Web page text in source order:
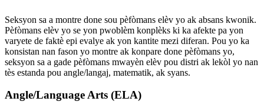
Seksyon sa a montre done sou pèfòmans elèv yo ak absans kwonik.
Pèfòmans elèv yo se yon pwoblèm konplèks ki ka afekte pa yon
varyete de faktè epi evalye ak yon kantite mezi diferan. Pou yo ka
konsistan nan fason yo montre ak konpare done pèfòmans yo,
seksyon sa a gade pèfòmans mwayèn elèv pou distri ak lekòl yo nan
tès estanda pou angle/langaj, matematik, ak syans.
Angle/Language Arts (ELA)